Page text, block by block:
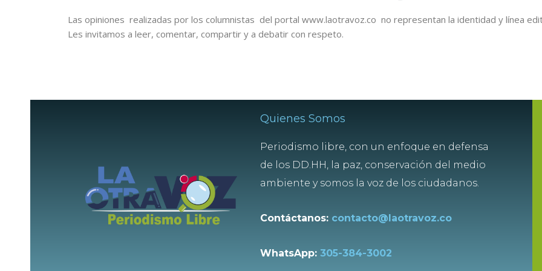
Las opiniones realizadas por los columnistas del portal www.laotravoz.co no representan la identidad y línea
Les invitamos a leer, comentar, compartir y a debatir con respeto.
Quienes Somos
Periodismo libre, con un enfoque en defensa
de los DD.HH, la paz, conservación del medio
ambiente y somos la voz de los ciudadanos.
Contáctanos: contacto@laotravoz.co
WhatsApp:305-384-3002